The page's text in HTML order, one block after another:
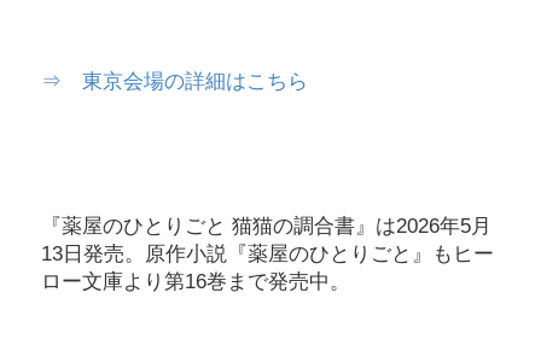
⇒ 東京会場の詳細はこちら
『薬屋のひとりごと 猫猫の調合書』は2026年5月
13日発売。原作小説『薬屋のひとりごと』もヒー
ロー文庫より第16巻まで発売中。